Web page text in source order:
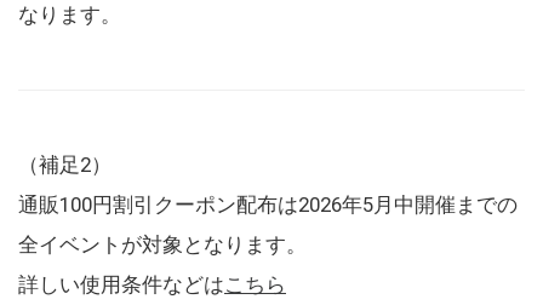
なります。
（補足2）
通販100円割引クーポン配布は2026年5月中開催までの
全イベントが対象となります。
詳しい使用条件などはこちら